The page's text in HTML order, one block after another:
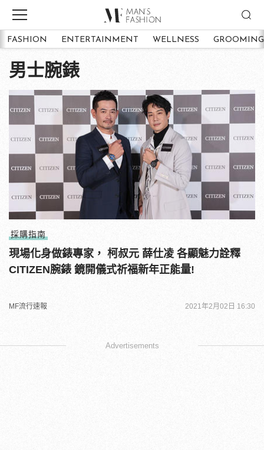
FASHION ENTERTAINMENT WELLNESS GROOMING
男士腕錶
採購指南
現場化身做錶專家， 柯叔元 薛仕凌 各顯魅力詮釋
CITIZEN腕錶 鏡開儀式祈福新年正能量!
MF流行速報 2021年2月02日 16:30
Advertisements